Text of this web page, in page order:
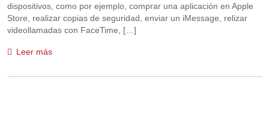
dispositivos, como por ejemplo, comprar una aplicación en Apple
Store, realizar copias de seguridad, enviar un iMessage, relizar
videollamadas con FaceTime, […]
Leer más